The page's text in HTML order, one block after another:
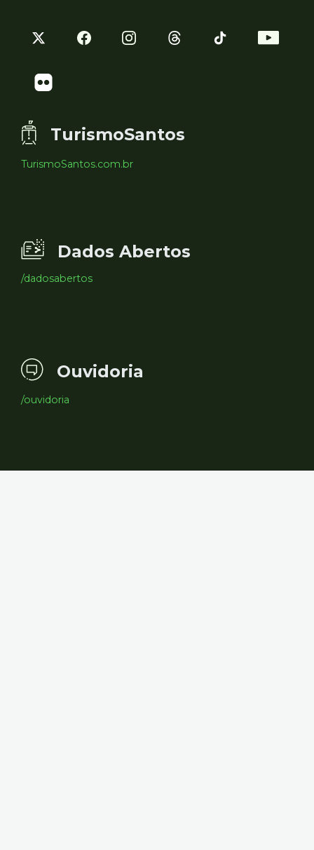
TurismoSantos
TurismoSantos.com.br
Dados Abertos
/dadosabertos
Ouvidoria
/ouvidoria